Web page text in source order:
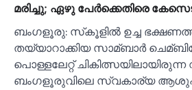
മരിച്ചു; ഏഴു പേര്‍ക്കെതിരെ
ബംഗളൂരു: സ്‌കൂളില്‍ ഉച്ച
തയ്യാറാക്കിയ സാമ്ബാര്‍
പൊള്ളലേറ്റ് ചികിത്സയിലായിരുന്ന
ബംഗളൂരുവിലെ സ്വകാര്യ